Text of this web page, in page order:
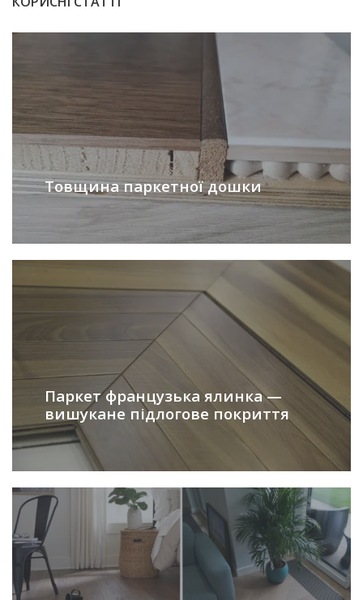
Товщина паркетної дошки
Паркет французька ялинка —
вишукане підлогове покриття